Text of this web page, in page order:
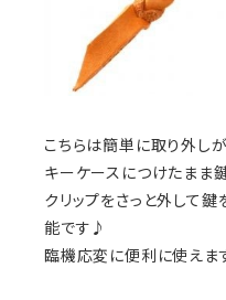
こちらは簡単に取り外しが
キーケースにつけたまま
クリップをさっと外して
能です♪
臨機応変に便利に使え